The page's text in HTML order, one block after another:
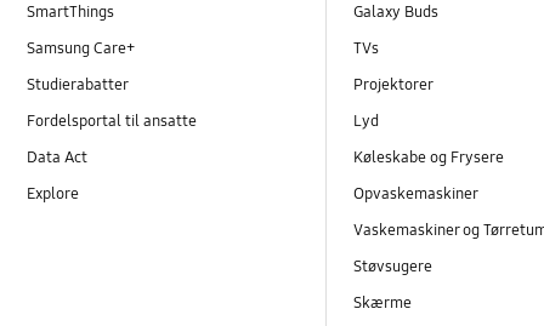
SmartThings
Samsung Care+
Studierabatter
Fordelsportal til ansatte
Data Act
Explore
Galaxy Buds
TVs
Projektorer
Lyd
Køleskabe og Frysere
Opvaskemaskiner
Vaskemaskiner og
Støvsugere
Skærme